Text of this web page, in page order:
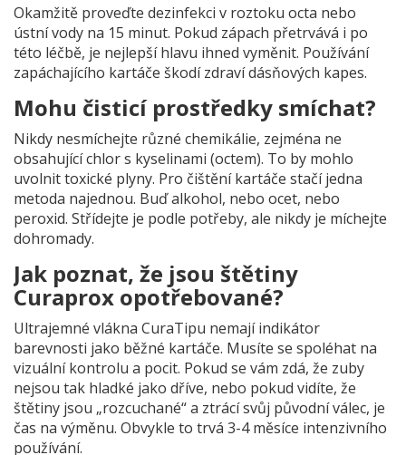
Okamžitě proveďte dezinfekci v roztoku octa nebo
ústní vody na 15 minut. Pokud zápach přetrvává i po
této léčbě, je nejlepší hlavu ihned vyměnit. Používání
zapáchajícího kartáče škodí zdraví dásňových kapes.
Mohu čisticí prostředky smíchat?
Nikdy nesmíchejte různé chemikálie, zejména ne
obsahující chlor s kyselinami (octem). To by mohlo
uvolnit toxické plyny. Pro čištění kartáče stačí jedna
metoda najednou. Buď alkohol, nebo ocet, nebo
peroxid. Střídejte je podle potřeby, ale nikdy je míchejte
dohromady.
Jak poznat, že jsou štětiny
Curaprox opotřebované?
Ultrajemné vlákna CuraTipu nemají indikátor
barevnosti jako běžné kartáče. Musíte se spoléhat na
vizuální kontrolu a pocit. Pokud se vám zdá, že zuby
nejsou tak hladké jako dříve, nebo pokud vidíte, že
štětiny jsou „rozcuchané“ a ztrácí svůj původní válec, je
čas na výměnu. Obvykle to trvá 3-4 měsíce intenzivního
používání.